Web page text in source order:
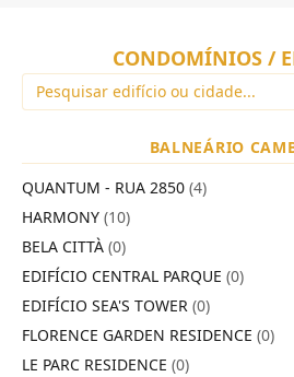
CONDOMÍNIOS /
BALNEÁRIO
QUANTUM - RUA 2850 (4)
HARMONY (10)
BELA CITTÀ (0)
EDIFÍCIO CENTRAL PARQUE (0)
EDIFÍCIO SEA'S TOWER (0)
FLORENCE GARDEN RESIDENCE (0)
LE PARC RESIDENCE (0)